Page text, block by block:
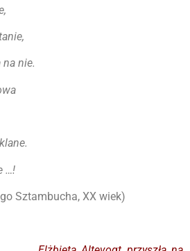
nie.
…!
Sztambucha, XX wiek)